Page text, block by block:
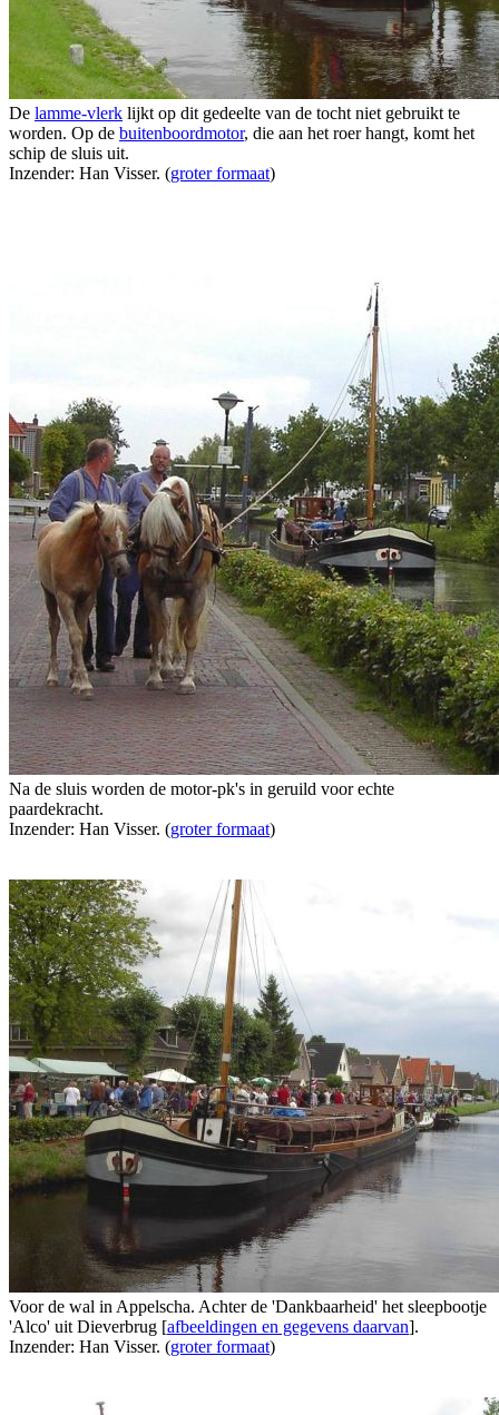
De lamme-vlerk lijkt op dit gedeelte van de tocht niet gebruikt te
worden. Op de buitenboordmotor, die aan het roer hangt, komt het
schip de sluis uit.
Inzender: Han Visser. (groter formaat)
Na de sluis worden de motor-pk's in geruild voor echte
paardekracht.
Inzender: Han Visser. (groter formaat)
Voor de wal in Appelscha. Achter de 'Dankbaarheid' het sleepbootje
'Alco' uit Dieverbrug [afbeeldingen en gegevens daarvan].
Inzender: Han Visser. (groter formaat)